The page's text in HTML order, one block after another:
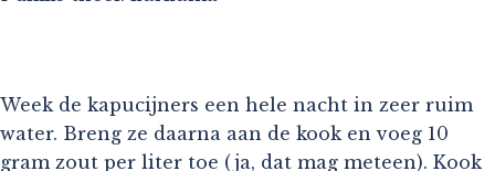
Week de kapucijners een hele nacht in zeer ruim
water. Breng ze daarna aan de kook en voeg 10
gram zout per liter toe (ja, dat mag meteen). Kook